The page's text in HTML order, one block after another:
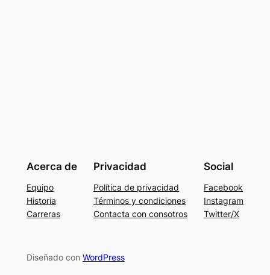
Acerca de
Equipo
Historia
Carreras
Privacidad
Política de privacidad
Términos y condiciones
Contacta con consotros
Social
Facebook
Instagram
Twitter/X
Diseñado con WordPress